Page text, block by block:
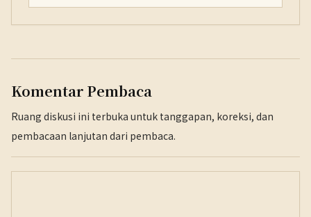
Komentar Pembaca
Ruang diskusi ini terbuka untuk tanggapan, koreksi, dan
pembacaan lanjutan dari pembaca.